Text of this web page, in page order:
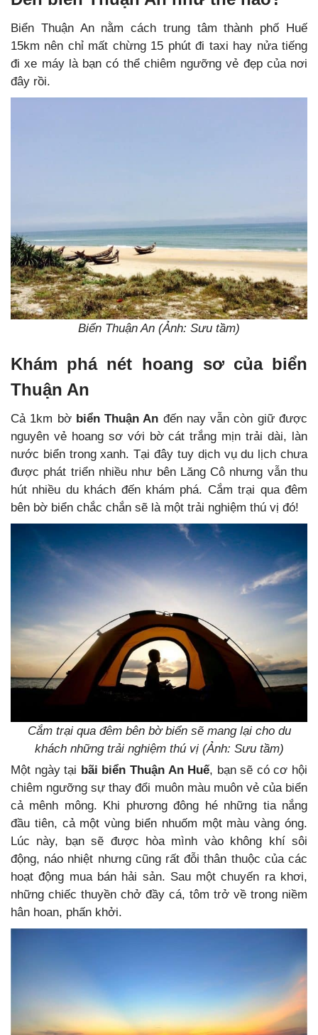
Biển Thuận An nằm cách trung tâm thành phố Huế
15km nên chỉ mất chừng 15 phút đi taxi hay nửa tiếng
đi xe máy là bạn có thể chiêm ngưỡng vẻ đẹp của nơi
đây rồi.
Biển Thuận An (Ảnh: Sưu tầm)
Khám phá nét hoang sơ của biển
Thuận An
Cả 1km bờ biển Thuận An đến nay vẫn còn giữ được
nguyên vẻ hoang sơ với bờ cát trắng mịn trải dài, làn
nước biển trong xanh. Tại đây tuy dịch vụ du lịch chưa
được phát triển nhiều như bên Lăng Cô nhưng vẫn thu
hút nhiều du khách đến khám phá. Cắm trại qua đêm
bên bờ biển chắc chắn sẽ là một trải nghiệm thú vị đó!
Cắm trại qua đêm bên bờ biển sẽ mang lại cho du
khách những trải nghiệm thú vị (Ảnh: Sưu tầm)
Một ngày tại bãi biển Thuận An Huế, bạn sẽ có cơ hội
chiêm ngưỡng sự thay đổi muôn màu muôn vẻ của biển
cả mênh mông. Khi phương đông hé những tia nắng
đầu tiên, cả một vùng biển nhuốm một màu vàng óng.
Lúc này, bạn sẽ được hòa mình vào không khí sôi
động, náo nhiệt nhưng cũng rất đỗi thân thuộc của các
hoạt động mua bán hải sản. Sau một chuyến ra khơi,
những chiếc thuyền chở đầy cá, tôm trở về trong niềm
hân hoan, phấn khởi.